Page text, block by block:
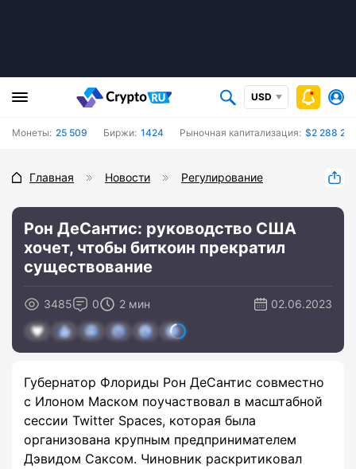
USD
Монеты: 25 509 Биржи: 1424 Рыночная капитализация: $2 288
Главная Новости Регулирование
Рон ДеСантис: руководство США
хочет, чтобы биткоин прекратил
существование
3485 0 2 мин 02.06.2023
Губернатор Флориды Рон ДеСантис совместно
с Илоном Маском поучаствовал в масштабной
сессии Twitter Spaces, которая была
организована крупным предпринимателем
Дэвидом Саксом. Чиновник раскритиковал